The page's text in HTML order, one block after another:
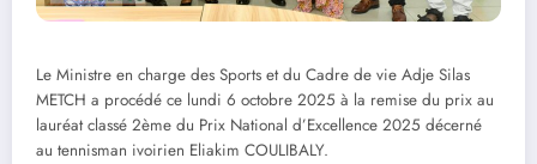
Le Ministre en charge des Sports et du Cadre de vie Adje Silas
METCH a procédé ce lundi 6 octobre 2025 à la remise du prix au
lauréat classé 2ème du Prix National d’Excellence 2025 décerné
au tennisman ivoirien Eliakim COULIBALY.